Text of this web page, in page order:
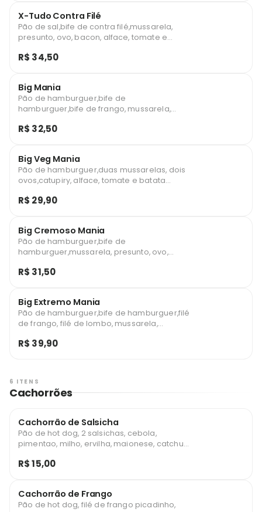
X-Tudo Contra Filé
Pão de sal,bife de contra filé,mussarela,
presunto, ovo, bacon, alface, tomate e
R$ 34,50
Big Mania
Pão de hamburguer,bife de
hamburguer,bife de frango, mussarela,
batata palha
R$ 32,50
Big Veg Mania
Pão de hamburguer,duas mussarelas, dois
ovos,catupiry, alface, tomate e batata
R$ 29,90
Big Cremoso Mania
Pão de hamburguer,bife de
hamburguer,mussarela, presunto, ovo,
palha
R$ 31,50
Big Extremo Mania
Pão de hamburguer,bife de hamburguer,filé
de frango, filé de lombo, mussarela,
batata palha
R$ 39,90
6 ITENS
Cachorrões
Cachorrão de Salsicha
Pão de hot dog, 2 salsichas, cebola,
pimentao, milho, ervilha, maionese, catchup
R$ 15,00
Cachorrão de Frango
Pão de hot dog, filé de frango picadinho,